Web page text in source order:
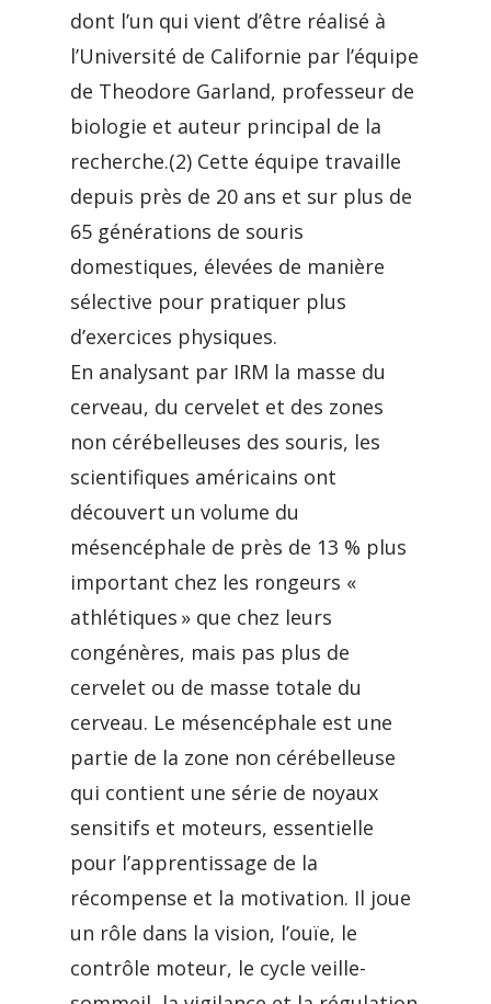
dont l’un qui vient d’être réalisé à
l’Université de Californie par l’équipe
de Theodore Garland, professeur de
biologie et auteur principal de la
recherche.(2) Cette équipe travaille
depuis près de 20 ans et sur plus de
65 générations de souris
domestiques, élevées de manière
sélective pour pratiquer plus
d’exercices physiques.
En analysant par IRM la masse du
cerveau, du cervelet et des zones
non cérébelleuses des souris, les
scientifiques américains ont
découvert un volume du
mésencéphale de près de 13 % plus
important chez les rongeurs «
athlétiques » que chez leurs
congénères, mais pas plus de
cervelet ou de masse totale du
cerveau. Le mésencéphale est une
partie de la zone non cérébelleuse
qui contient une série de noyaux
sensitifs et moteurs, essentielle
pour l’apprentissage de la
récompense et la motivation. Il joue
un rôle dans la vision, l’ouïe, le
contrôle moteur, le cycle veille-